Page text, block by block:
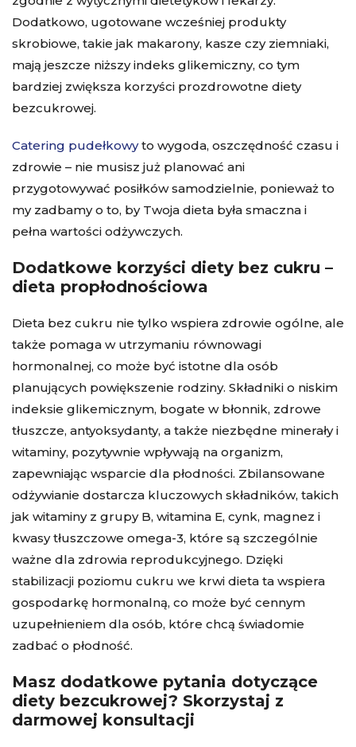
Dodatkowo, ugotowane wcześniej produkty
skrobiowe, takie jak makarony, kasze czy ziemniaki,
mają jeszcze niższy indeks glikemiczny, co tym
bardziej zwiększa korzyści prozdrowotne diety
bezcukrowej.
Catering pudełkowyto wygoda, oszczędność czasu i
zdrowie – nie musisz już planować ani
przygotowywać posiłków samodzielnie, ponieważ to
my zadbamy o to, by Twoja dieta była smaczna i
pełna wartości odżywczych.
Dodatkowe korzyści diety bez cukru –
dieta propłodnościowa
Dieta bez cukru nie tylko wspiera zdrowie ogólne, ale
także pomaga w utrzymaniu równowagi
hormonalnej, co może być istotne dla osób
planujących powiększenie rodziny. Składniki o niskim
indeksie glikemicznym, bogate w błonnik, zdrowe
tłuszcze, antyoksydanty, a także niezbędne minerały i
witaminy, pozytywnie wpływają na organizm,
zapewniając wsparcie dla płodności. Zbilansowane
odżywianie dostarcza kluczowych składników, takich
jak witaminy z grupy B, witamina E, cynk, magnez i
kwasy tłuszczowe omega-3, które są szczególnie
ważne dla zdrowia reprodukcyjnego. Dzięki
stabilizacji poziomu cukru we krwi dieta ta wspiera
gospodarkę hormonalną, co może być cennym
uzupełnieniem dla osób, które chcą świadomie
zadbać o płodność.
Masz dodatkowe pytania dotyczące
diety bezcukrowej? Skorzystaj z
darmowej konsultacji